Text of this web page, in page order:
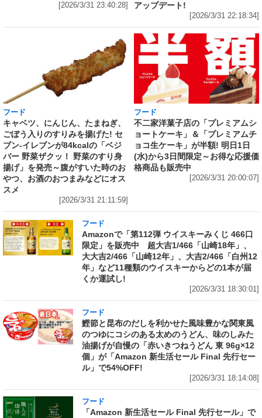
[2026/3/31 23:40:28]
アップデート!
[2026/3/31 22:18:34]
フード
キャベツ、にんじん、たまねぎ、
ごぼう入りのすりみを揚げた! セ
ブン‐イレブンが84kcalの「ベジ
バー 野菜ザクッ！ 野菜のすり身
揚げ」を発売～腹がすいた時のお
やつ、お酒のおつまみなどにオス
スメ
[2026/3/31 21:11:59]
フード
不二家洋菓子店の「プレミアムシ
ョートケーキ」＆「プレミアムチ
ョコ生ケーキ」が半額! 明日1日
(水)から3日間限定～お得な応援価
格商品も販売中
[2026/3/31 20:00:07]
フード
Amazonで「第112弾 ウイスキーみくじ 466口
限定」を販売中 超大吉1/466「山崎18年」、
大大吉2/466「山崎12年」、大吉2/466「白州12
年」など11種類のウイスキーからどの1本が届
くか運試し!
[2026/3/31 18:30:01]
フード
鰹節と昆布のだしを利かせた風味豊かな関東風
のつゆにコシのある太めのうどん、味のしみた
油揚げが自慢の「赤いきつねうどん 東 96g×12
個」が「Amazon 新生活セール Final 先行セー
ル」で54%OFF!
[2026/3/31 18:14:08]
フード
「Amazon 新生活セール Final 先行セール」で